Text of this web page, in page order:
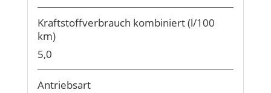
Kraftstoffverbrauch kombiniert (l/100
km)
5,0
Antriebsart